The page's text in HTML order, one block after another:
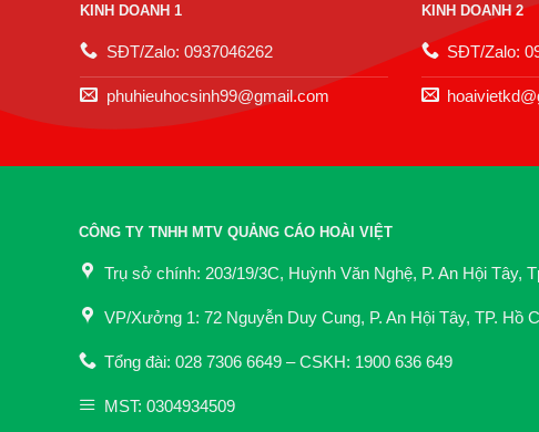
KINH DOANH 1
SĐT/Zalo: 0937046262
phuhieuhocsinh99@gmail.com
KINH DOANH 2
SĐT/Zalo:
CÔNG TY TNHH MTV QUẢNG CÁO HOÀI VIỆT
Trụ sở chính: 203/19/3C, Huỳnh Văn Nghệ, P. An Hội Tây,
VP/Xưởng 1: 72 Nguyễn Duy Cung, P. An Hội Tây, TP. Hồ
Tổng đài: 028 7306 6649 – CSKH: 1900 636 649
MST: 0304934509